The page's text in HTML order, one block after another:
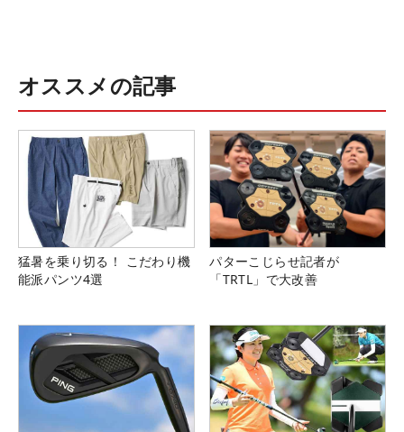
オススメの記事
猛暑を乗り切る！ こだわり機
能派パンツ4選
パターこじらせ記者が
「TRTL」で大改善